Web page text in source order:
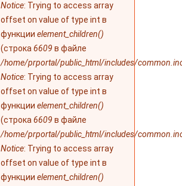
Notice: Trying to access array
offset on value of type int в
функции element_children()
(строка 6609 в файле
/home/prportal/public_html/includes/
Notice: Trying to access array
offset on value of type int в
функции element_children()
(строка 6609 в файле
/home/prportal/public_html/includes/
Notice: Trying to access array
offset on value of type int в
функции element_children()